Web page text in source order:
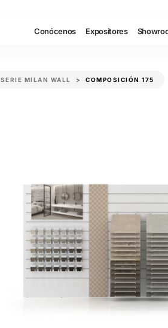
Conócenos Expositores
SERIE MILAN WALL COMPOSICIÓN 175